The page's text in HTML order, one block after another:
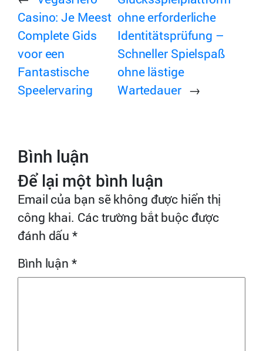
Casino: Je Meest
Complete Gids
voor een
Fantastische
Speelervaring
ohne erforderliche
Identitätsprüfung –
Schneller Spielspaß
ohne lästige
Wartedauer →
Bình luận
Để lại một bình luận
Email của bạn sẽ không được hiển thị
công khai. Các trường bắt buộc được
đánh dấu*
Bình luận*